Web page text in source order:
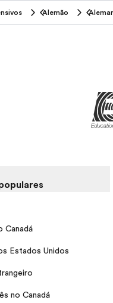
Alemão
Canadá
Estados Unidos
no Canadá